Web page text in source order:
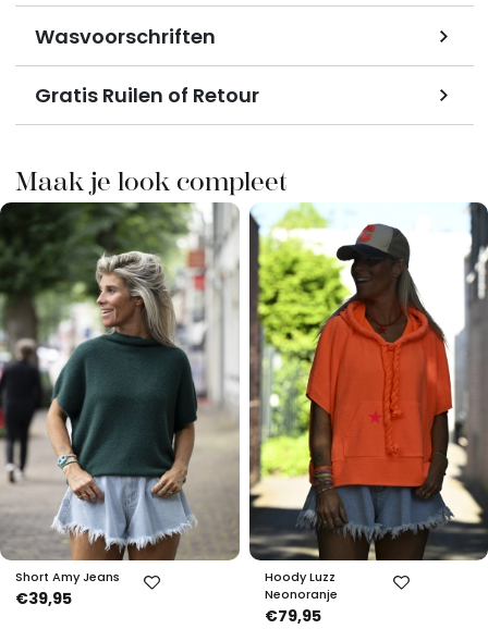
Wasvoorschriften
Gratis Ruilen of Retour
Maak je look compleet
Short Amy Jeans
€39,95
Hoody Luzz
Neonoranje
€79,95